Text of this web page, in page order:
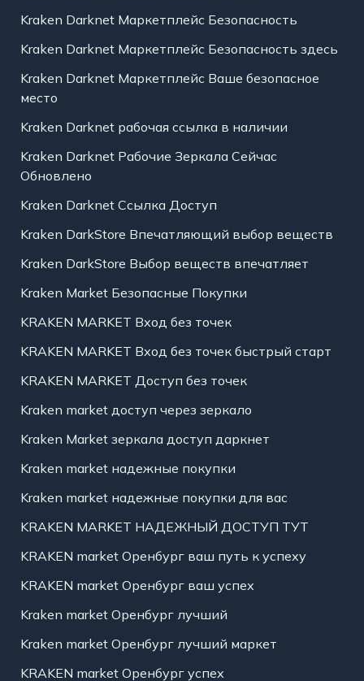
Kraken Darknet Маркетплейс Безопасность
Kraken Darknet Маркетплейс Безопасность здесь
Kraken Darknet Маркетплейс Ваше безопасное
место
Kraken Darknet рабочая ссылка в наличии
Kraken Darknet Рабочие Зеркала Сейчас
Обновлено
Kraken Darknet Ссылка Доступ
Kraken DarkStore Впечатляющий выбор веществ
Kraken DarkStore Выбор веществ впечатляет
Kraken Market Безопасные Покупки
KRAKEN MARKET Вход без точек
KRAKEN MARKET Вход без точек быстрый старт
KRAKEN MARKET Доступ без точек
Kraken market доступ через зеркало
Kraken Market зеркала доступ даркнет
Kraken market надежные покупки
Kraken market надежные покупки для вас
KRAKEN MARKET НАДЕЖНЫЙ ДОСТУП ТУТ
KRAKEN market Оренбург ваш путь к успеху
KRAKEN market Оренбург ваш успех
Kraken market Оренбург лучший
Kraken market Оренбург лучший маркет
KRAKEN market Оренбург успех